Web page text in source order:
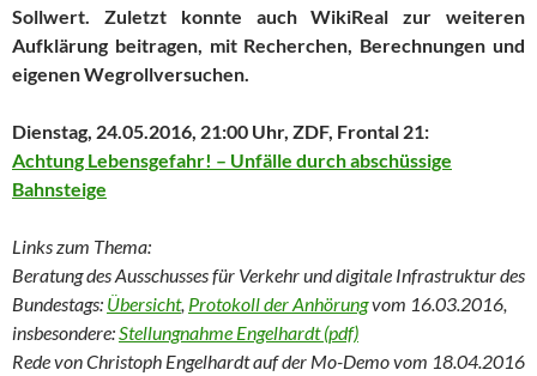
Sollwert. Zuletzt konnte auch WikiReal zur weiteren
Aufklärung beitragen, mit Recherchen, Berechnungen und
eigenen Wegrollversuchen.
Dienstag, 24.05.2016, 21:00 Uhr, ZDF, Frontal 21:
Achtung Lebensgefahr! – Unfälle durch abschüssige
Bahnsteige
Links zum Thema:
Beratung des Ausschusses für Verkehr und digitale Infrastruktur des
Bundestags: Übersicht, Protokoll der Anhörungvom 16.03.2016,
insbesondere:Stellungnahme Engelhardt (pdf)
Rede von Christoph Engelhardt auf der Mo-Demo vom 18.04.2016